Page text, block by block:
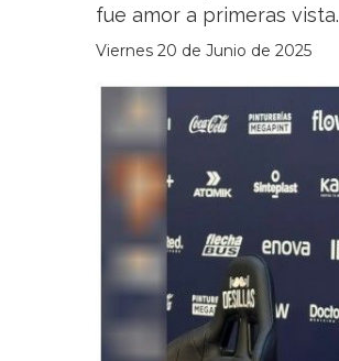
fue amor a primeras vista.
Viernes 20 de Junio de 2025